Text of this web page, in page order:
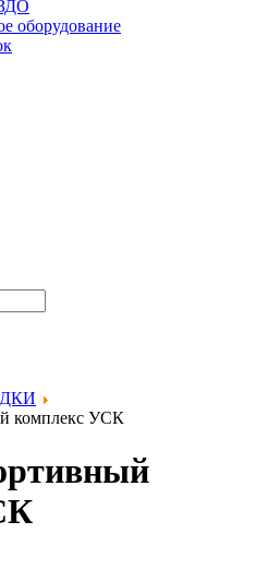
оборудование
комплекс УСК